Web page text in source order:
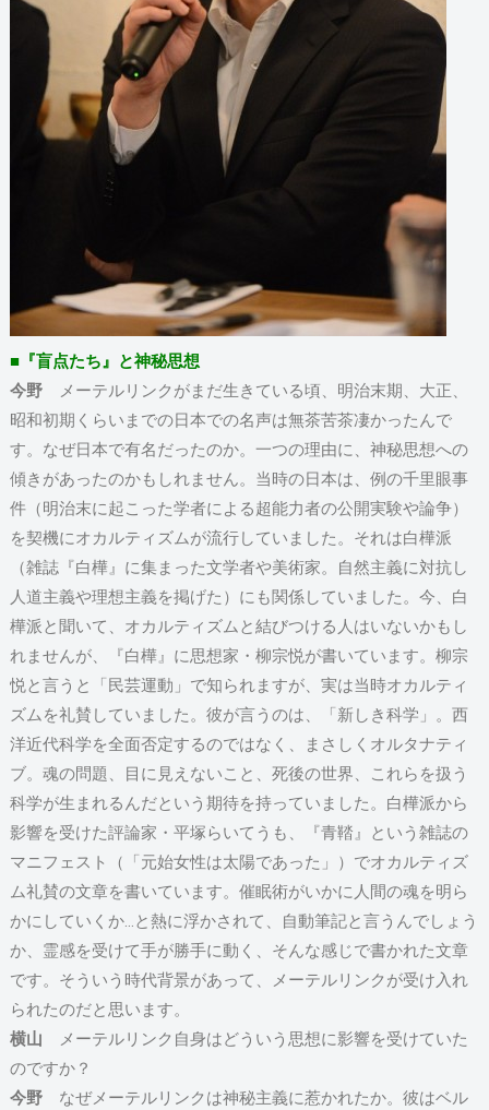
■『盲点たち』と神秘思想
今野メーテルリンクがまだ生きている頃、明治末期、大正、
昭和初期くらいまでの日本での名声は無茶苦茶凄かったんで
す。なぜ日本で有名だったのか。一つの理由に、神秘思想への
傾きがあったのかもしれません。当時の日本は、例の千里眼事
件（明治末に起こった学者による超能力者の公開実験や論争）
を契機にオカルティズムが流行していました。それは白樺派
（雑誌『白樺』に集まった文学者や美術家。自然主義に対抗し
人道主義や理想主義を掲げた）にも関係していました。今、白
樺派と聞いて、オカルティズムと結びつける人はいないかもし
れませんが、『白樺』に思想家・柳宗悦が書いています。柳宗
悦と言うと「民芸運動」で知られますが、実は当時オカルティ
ズムを礼賛していました。彼が言うのは、「新しき科学」。西
洋近代科学を全面否定するのではなく、まさしくオルタナティ
ブ。魂の問題、目に見えないこと、死後の世界、これらを扱う
科学が生まれるんだという期待を持っていました。白樺派から
影響を受けた評論家・平塚らいてうも、『青鞜』という雑誌の
マニフェスト（「元始女性は太陽であった」）でオカルティズ
ム礼賛の文章を書いています。催眠術がいかに人間の魂を明ら
かにしていくか…と熱に浮かされて、自動筆記と言うんでしょう
か、霊感を受けて手が勝手に動く、そんな感じで書かれた文章
です。そういう時代背景があって、メーテルリンクが受け入れ
られたのだと思います。
横山 メーテルリンク自身はどういう思想に影響を受けていた
のですか？
今野なぜメーテルリンクは神秘主義に惹かれたか。彼はベル